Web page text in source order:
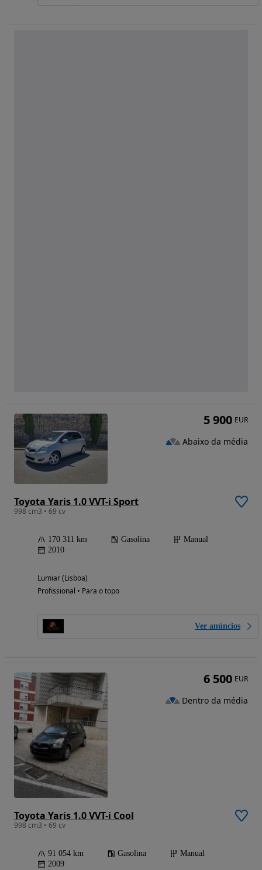
Toyota Yaris 1.0 VVT-i Sport
998 cm3 • 69 cv
170 311 km Gasolina
Manual
2010
Lumiar (Lisboa)
Profissional • Para o topo
Ver anúncios
5 900 EUR
Abaixo da média
Toyota Yaris 1.0 VVT-i Cool
998 cm3 • 69 cv
91 054 km Gasolina
Manual
2009
6 500 EUR
Dentro da média